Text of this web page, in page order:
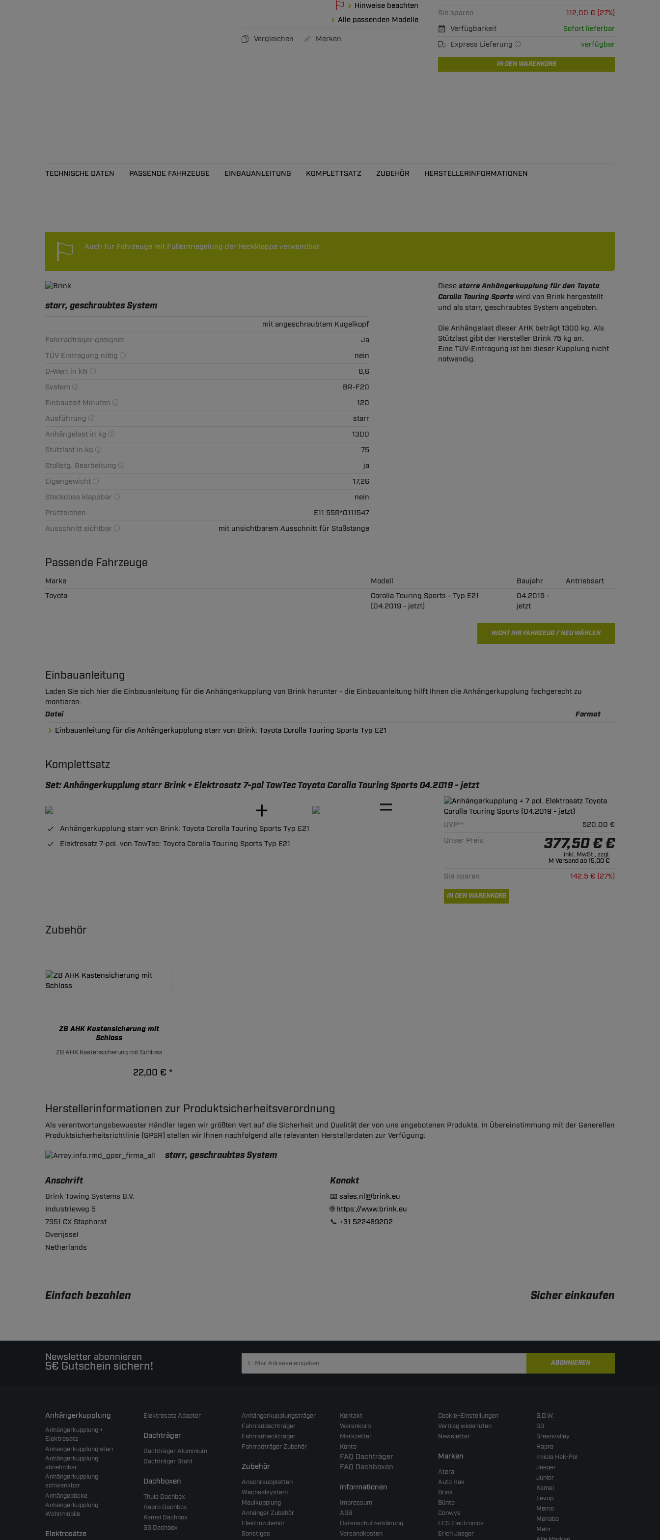
Hinweise beachten
Alle passenden Modelle
Vergleichen Merken
Sie sparen
112,00 € (27%)
Verfügbarkeit
Sofort lieferbar
Express Lieferung
verfügbar
IN DEN WARENKORB
TECHNISCHE DATEN PASSENDE FAHRZEUGE EINBAUANLEITUNG KOMPLETTSATZ ZUBEHÖR HERSTELLERINFORMATIONEN
Auch für Fahrzeuge mit Fußentriegelung der Heckklappe verwendbar.
starr, geschraubtes System
mit angeschraubtem Kugelkopf
Fahrradträger geeignet
Ja
TÜV Eintragung nötig
nein
D-Wert in kN
8,6
System
BR-F20
Einbauzeit Minuten
120
Ausführung
starr
Anhängelast in kg
1300
Stützlast in kg
75
Stoßstg. Bearbeitung
ja
Eigengewicht
17,26
Steckdose klappbar
nein
Prüfzeichen
E11 55R*0111547
Ausschnitt sichtbar
mit unsichtbarem Ausschnitt für Stoßstange
Diese starre Anhängerkupplung für den Toyota
Corolla Touring Sports wird von Brink hergestellt
und als starr, geschraubtes System angeboten.
Die Anhängelast dieser AHK beträgt 1300 kg. Als
Stützlast gibt der Hersteller Brink 75 kg an.
Eine TÜV-Eintragung ist bei dieser Kupplung nicht
notwendig.
Passende Fahrzeuge
Marke Modell Baujahr
Antriebsart
Toyota
Corolla Touring Sports - Typ E21
(04.2019 - jetzt)
04.2019 -
jetzt
NICHT IHR FAHRZEUG / NEU WÄHLEN
Einbauanleitung
Laden Sie sich hier die Einbauanleitung für die Anhängerkupplung von Brink herunter - die Einbauanleitung hilft Ihnen die Anhängerkupplung fachgerecht zu
montieren.
Datei Format
Einbauanleitung für die Anhängerkupplung starr von Brink: Toyota Corolla Touring Sports Typ E21
Komplettsatz
Set: Anhängerkupplung starr Brink + Elektrosatz 7-pol TowTec Toyota Corolla Touring Sports 04.2019 - jetzt
Anhängerkupplung starr von Brink: Toyota Corolla Touring Sports Typ E21
Elektrosatz 7-pol. von TowTec: Toyota Corolla Touring Sports Typ E21
UVP**
520,00 €
Unser Preis
377,50 € €
inkl. MwSt., zzgl.
M Versand ab 15,00 €
Sie sparen 142.5 € (27%)
IN DEN WARENKORB
Zubehör
ZB AHK Kastensicherung mit
Schloss
ZB AHK Kastensicherung mit Schloss
22,00 € *
Herstellerinformationen zur Produktsicherheitsverordnung
Als verantwortungsbewusster Händler legen wir größten Vert auf die Sicherheit und Qualität der von uns angebotenen Produkte. In Übereinstimmung mit der Generellen
Produktsicherheitsrichtlinie (GPSR) stellen wir Ihnen nachfolgend alle relevanten Herstellerdaten zur Verfügung:
starr, geschraubtes System
Anschrift
Brink Towing Systems B.V.
Industrieweg 5
7951 CX Staphorst
Overijssel
Netherlands
Konakt
📧 sales.nl@brink.eu
🌐https://www.brink.eu
📞 +31 522469202
Einfach bezahlen Sicher einkaufen
Newsletter abonnieren
5€ Gutschein sichern! ABONNIEREN
Anhängerkupplung
Anhängerkupplung +
Elektrosatz
Anhängerkupplung starr
Anhängerkupplung
abnehmbar
Anhängerkupplung
schwenkbar
Anhängeböcke
Anhängerkupplung
Wohnmobile
Elektrosätze
Elektrosatz Adapter
Dachträger
Dachträger Aluminium
Dachträger Stahl
Dachboxen
Thule Dachbox
Hapro Dachbox
Kamei Dachbox
G3 Dachbox
Anhängerkupplungsträger
Fahrraddachträger
Fahrradheckträger
Fahrradträger Zubehör
Zubehör
Anschraubplatten
Wechselsystem
Maulkupplung
Anhänger Zubehör
Elektrozubehör
Sonstiges
Kontakt
Warenkorb
Merkzettel
Konto
FAQ Dachträger
FAQ Dachboxen
Informationen
Impressum
AGB
Datenschutzerklärung
Versandkosten
Cookie-Einstellungen
Vertrag widerrufen
Newsletter
Marken
Atera
Auto Hak
Brink
Bünte
Conwys
ECS Electronics
Erich Jaeger
G.D.W.
G3
Greenvalley
Hapro
Imiola Hak-Pol
Jaeger
Junior
Kamei
Levup
Memo
Menabo
Mehr